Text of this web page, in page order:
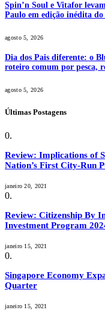
Spin’n Soul e Vitafor
Paulo em edição inédita
agosto 5, 2026
Dia dos Pais diferente: o
roteiro comum por pesca,
agosto 5, 2026
Últimas Postagens
Review: Implications of
Nation’s First City-Run
janeiro 20, 2021
Review: Citizenship By
Investment Program
janeiro 15, 2021
Singapore Economy
Quarter
janeiro 15, 2021